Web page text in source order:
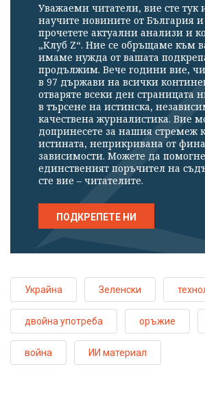
Уважаеми читатели, вие сте тук
научите новините от България и
прочетете актуални анализи и
„Клуб Z“. Ние се обръщаме към
имаме нужда от вашата
продължим. Вече години вие,
в 97 държави на всички
отваряте всеки ден страницата
в търсене на истинска,
качествена журналистика. Вие
допринесете за нашия стремеж
истината, неприкривана от
зависимости. Можете да
единственият поръчител на
сте вие – читателите.
ПОДКРЕПЕТЕ НИ
Украйна Зеленски
двойна употреба оръжие
война ИИ материал